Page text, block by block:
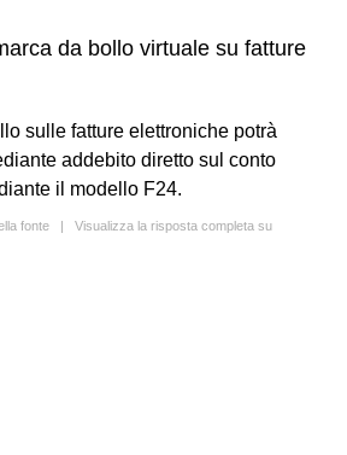
da bollo virtuale su fatture
sulle fatture elettroniche potrà
addebito diretto sul conto
il modello F24.
fonte | Visualizza la risposta completa su